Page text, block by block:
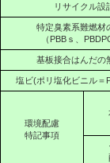
リサイクル設
特定臭素系難燃材
（PBBｓ、
基板接合はんだの
塩ビ(ポリ塩化ビニル＝
環境配慮
特記事項